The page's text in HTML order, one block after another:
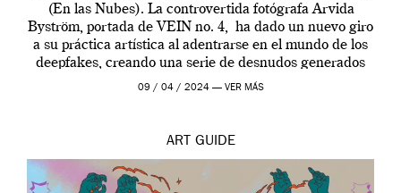
(En las Nubes). La controvertida fotógrafa Arvida
Byström, portada de VEIN no. 4, ha dado un nuevo giro
a su práctica artística al adentrarse en el mundo de los
deepfakes, creando una serie de desnudos generados
por […]
09 / 04 / 2024 — VER MÁS
ART GUIDE